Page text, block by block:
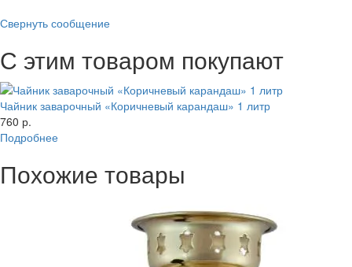
Свернуть сообщение
С этим товаром покупают
Чайник заварочный «Коричневый карандаш» 1 литр
760 р.
Подробнее
Похожие товары